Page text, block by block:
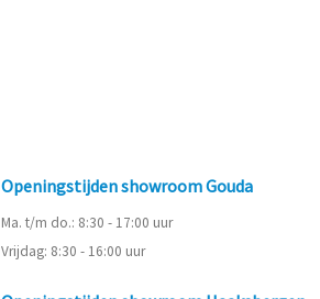
Openingstijden showroom Gouda
Ma. t/m do.: 8:30 - 17:00 uur
Vrijdag: 8:30 - 16:00 uur